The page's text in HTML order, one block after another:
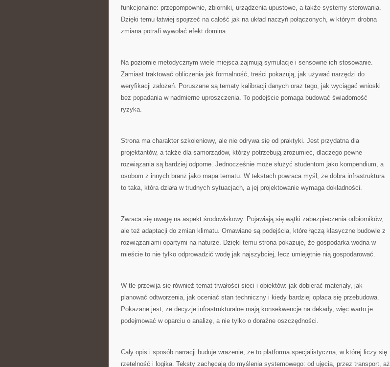
funkcjonalne: przepompownie, zbiorniki, urządzenia upustowe, a także systemy sterowania.
Dzięki temu łatwiej spojrzeć na całość jak na układ naczyń połączonych, w którym drobna
zmiana potrafi wywołać efekt domina.
Na poziomie metodycznym wiele miejsca zajmują symulacje i sensowne ich stosowanie.
Zamiast traktować obliczenia jak formalność, treści pokazują, jak używać narzędzi do
weryfikacji założeń. Poruszane są tematy kalibracji danych oraz tego, jak wyciągać wnioski
bez popadania w nadmierne uproszczenia. To podejście pomaga budować świadomość
ryzyka.
Strona ma charakter szkoleniowy, ale nie odrywa się od praktyki. Jest przydatna dla
projektantów, a także dla samorządów, którzy potrzebują zrozumieć, dlaczego pewne
rozwiązania są bardziej odporne. Jednocześnie może służyć studentom jako kompendium, a
osobom z innych branż jako mapa tematu. W tekstach powraca myśl, że dobra infrastruktura
to taka, która działa w trudnych sytuacjach, a jej projektowanie wymaga dokładności.
Zwraca się uwagę na aspekt środowiskowy. Pojawiają się wątki zabezpieczenia odbiorników,
ale też adaptacji do zmian klimatu. Omawiane są podejścia, które łączą klasyczne budowle z
rozwiązaniami opartymi na naturze. Dzięki temu strona pokazuje, że gospodarka wodna w
mieście to nie tylko odprowadzić wodę jak najszybciej, lecz umiejętnie nią gospodarować.
W tle przewija się również temat trwałości sieci i obiektów: jak dobierać materiały, jak
planować odtworzenia, jak oceniać stan techniczny i kiedy bardziej opłaca się przebudowa.
Pokazane jest, że decyzje infrastrukturalne mają konsekwencje na dekady, więc warto je
podejmować w oparciu o analizę, a nie tylko o doraźne oszczędności.
Cały opis i sposób narracji buduje wrażenie, że to platforma specjalistyczna, w której liczy się
rzetelność i logika. Teksty zachęcają do myślenia systemowego: od ujęcia, przez transport, aż